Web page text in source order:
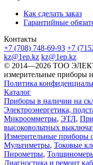
Как сделать заказ
Гарантийные
Контакты
+7 (708) 748-69-93 +7
kz@1ep.kz kz@1ep.kz
©️ 2014—2026 ТОО
измерительные приборы
Политика
Каталог
Приборы в наличии на
Электроэнергетика,
Микроомметры, ЭТЛ,
высоковольтных
Измерительные приборы
Мультиметры, Токовые
Пирометры,
Диагностика и ремонт